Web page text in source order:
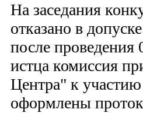
На заседания
отказано в
после проведения
истца комиссия
Центра" к
оформлены